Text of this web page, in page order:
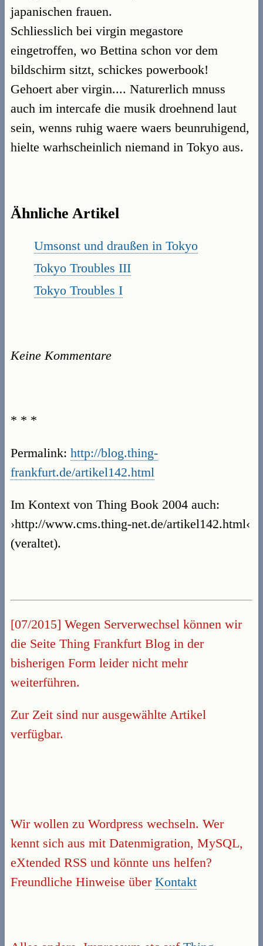
japanischen frauen.
Schliesslich bei virgin megastore
eingetroffen, wo Bettina schon vor dem
bildschirm sitzt, schickes powerbook!
Gehoert aber virgin.... Naturerlich mnuss
auch im intercafe die musik droehnend laut
sein, wenns ruhig waere waers beunruhigend,
hielte warhscheinlich niemand in Tokyo aus.
Ähnliche Artikel
Umsonst und draußen in Tokyo
Tokyo Troubles III
Tokyo Troubles I
Keine Kommentare
* * *
Permalink: http://blog.thing-
frankfurt.de/artikel142.html
Im Kontext von Thing Book 2004 auch:
›http://www.cms.thing-net.de/artikel142.html‹
(veraltet).
[07/2015] Wegen Serverwechsel können wir
die Seite Thing Frankfurt Blog in der
bisherigen Form leider nicht mehr
weiterführen.
Zur Zeit sind nur ausgewählte Artikel
verfügbar.
Wir wollen zu Wordpress wechseln. Wer
kennt sich aus mit Datenmigration, MySQL,
eXtended RSS und könnte uns helfen?
Freundliche Hinweise über Kontakt